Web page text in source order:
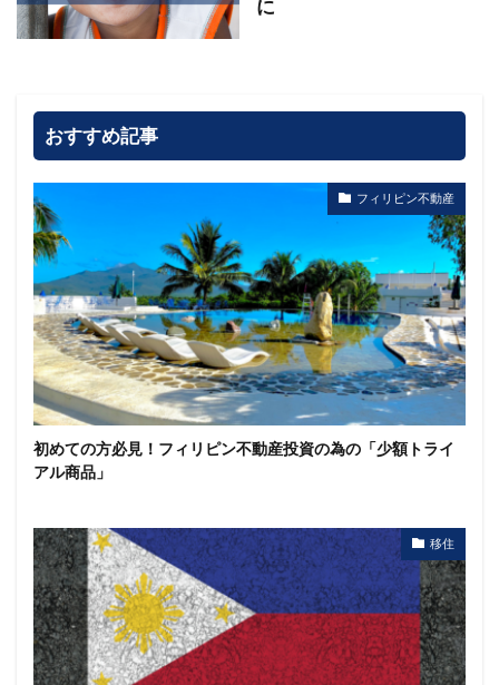
に
おすすめ記事
フィリピン不動産
初めての方必見！フィリピン不動産投資の為の「少額トライ
アル商品」
移住